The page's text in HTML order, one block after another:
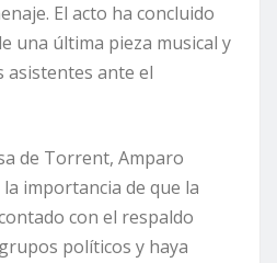
El acto ha concluido
una última pieza musical y
asistentes ante el
de Torrent, Amparo
importancia de que la
con el respaldo
políticos y haya